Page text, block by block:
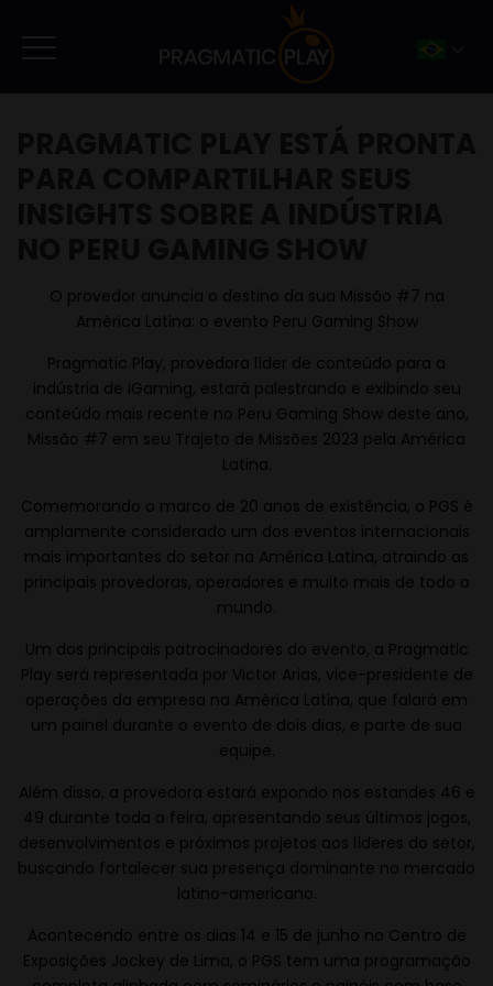
O provedor anuncia o destino da sua Missão #7 na
América Latina: o evento Peru Gaming Show
Pragmatic Play, provedora líder de conteúdo para a
indústria de iGaming, estará palestrando e exibindo seu
conteúdo mais recente no Peru Gaming Show deste ano,
Missão #7 em seu Trajeto de Missões 2023 pela América
Latina.
Comemorando o marco de 20 anos de existência, o PGS é
amplamente considerado um dos eventos internacionais
mais importantes do setor na América Latina, atraindo as
principais provedoras, operadores e muito mais de todo o
mundo.
Um dos principais patrocinadores do evento, a Pragmatic
Play será representada por Victor Arias, vice-presidente de
operações da empresa na América Latina, que falará em
um painel durante o evento de dois dias, e parte de sua
equipe.
Além disso, a provedora estará expondo nos estandes 46 e
49 durante toda a feira, apresentando seus últimos jogos,
desenvolvimentos e próximos projetos aos líderes do setor,
buscando fortalecer sua presença dominante no mercado
latino-americano.
Acontecendo entre os dias 14 e 15 de junho no Centro de
Exposições Jockey de Lima, o PGS tem uma programação